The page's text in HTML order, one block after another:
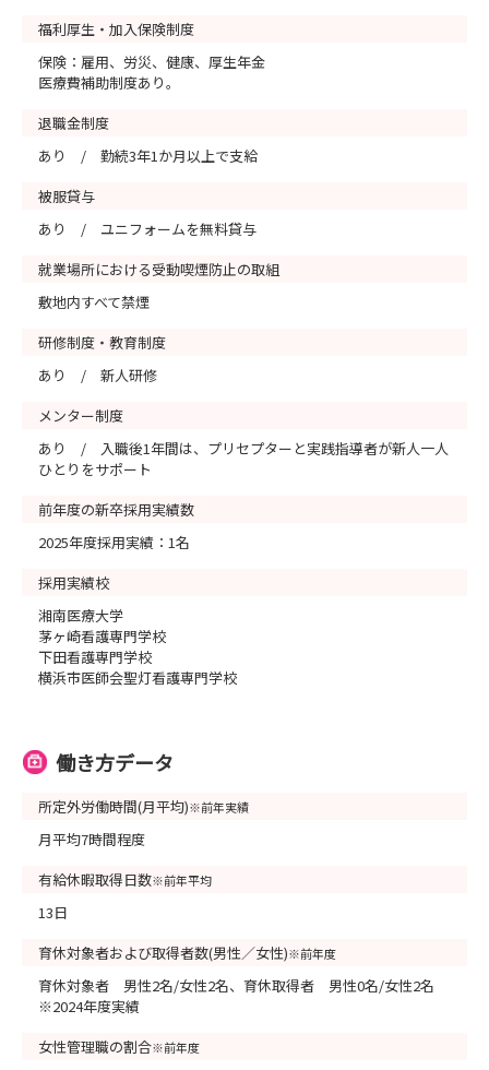
福利厚生・加入保険制度
保険：雇用、労災、健康、厚生年金
医療費補助制度あり。
退職金制度
あり / 勤続3年1か月以上で支給
被服貸与
あり / ユニフォームを無料貸与
就業場所における受動喫煙防止の取組
敷地内すべて禁煙
研修制度・教育制度
あり / 新人研修
メンター制度
あり / 入職後1年間は、プリセプターと実践指導者が新人一人
ひとりをサポート
前年度の新卒採用実績数
2025年度採用実績：1名
採用実績校
湘南医療大学
茅ヶ崎看護専門学校
下田看護専門学校
横浜市医師会聖灯看護専門学校
働き方データ
所定外労働時間(月平均)※前年実績
月平均7時間程度
有給休暇取得日数※前年平均
13日
育休対象者および取得者数(男性／女性)※前年度
育休対象者 男性2名/女性2名、育休取得者 男性0名/女性2名
※2024年度実績
女性管理職の割合※前年度